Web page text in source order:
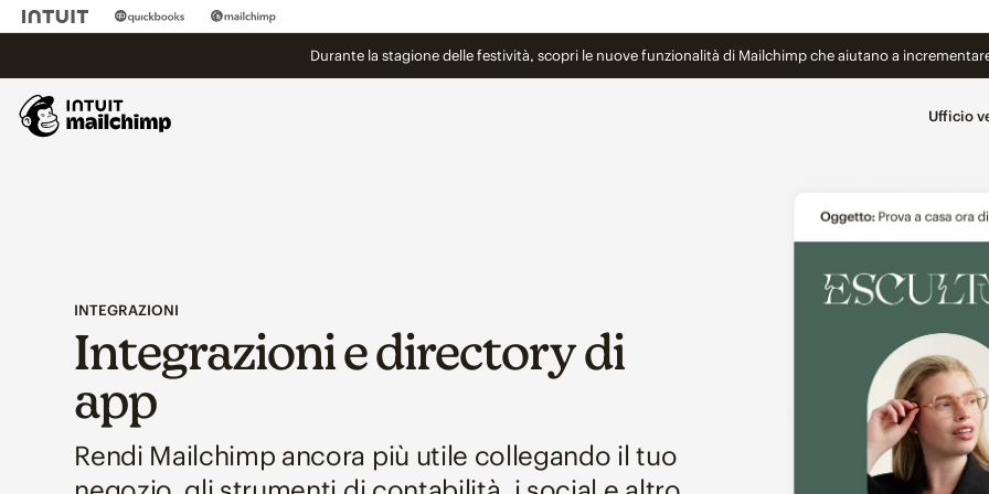
Durante la stagione delle festività, scopri le nuove funzionalità di Mailchimp che aiutano a
Ufficio
INTEGRAZIONI
Integrazioni e directory di
app
Rendi Mailchimp ancora più utile collegando il tuo